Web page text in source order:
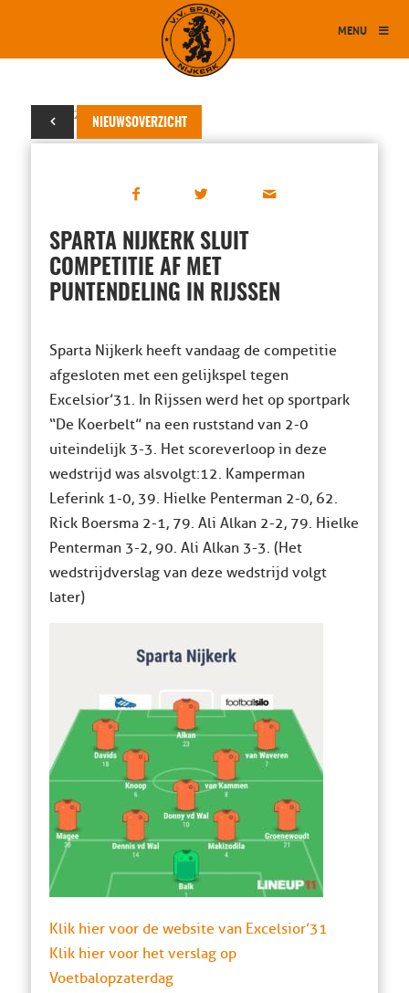
MENU
NIEUWSOVERZICHT
13 mei 2017
SPARTA NIJKERK SLUIT
COMPETITIE AF MET
PUNTENDELING IN RIJSSEN
Sparta Nijkerk heeft vandaag de competitie
afgesloten met een gelijkspel tegen
Excelsior’31. In Rijssen werd het op sportpark
“De Koerbelt” na een ruststand van 2-0
uiteindelijk 3-3. Het scoreverloop in deze
wedstrijd was alsvolgt:12. Kamperman
Leferink 1-0, 39. Hielke Penterman 2-0, 62.
Rick Boersma 2-1, 79. Ali Alkan 2-2, 79. Hielke
Penterman 3-2, 90. Ali Alkan 3-3. (Het
wedstrijdverslag van deze wedstrijd volgt
later)
Klik hier voor de website van Excelsior’31
Klik hier voor het verslag op
Voetbalopzaterdag